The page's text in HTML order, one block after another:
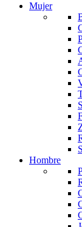
Mujer
Hombre